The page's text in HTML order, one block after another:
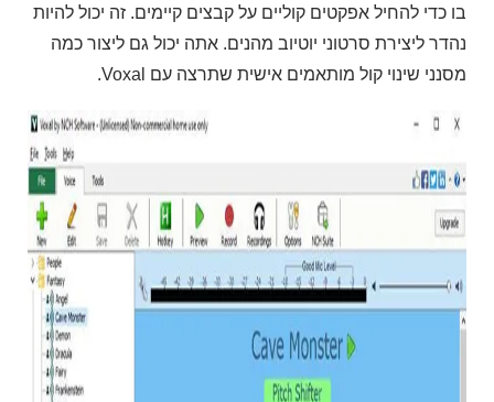
בו כדי להחיל אפקטים קוליים על קבצים קיימים. זה יכול להיות
נהדר ליצירת סרטוני יוטיוב מהנים. אתה יכול גם ליצור כמה
מסנני שינוי קול מותאמים אישית שתרצה עם Voxal.